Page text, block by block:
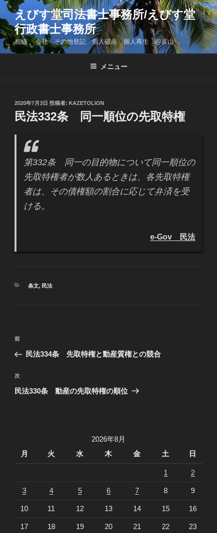
コ
ン
テ
ン
ツ
えびす堂司法書士事務所/えびす堂
行政書士事務所
相続 会社 その他登記 個人破産 個人再生 @富山
メニュー
投
稿
日:
2020年7月3日 投稿者: KAZETOLION
民法332条 同一順位の先取特権
第332条 同一の目的物について同一順位の
先取特権者が数人あるときは、各先取特権
者は、その債権額の割合に応じて弁済を受
ける。
e-Gov 民法
カ
条文, 民法
投
ビ
ゲ
過
去
投
稿
前
民法334条 先取特権と動産質権との競合
次
の
次
民法330条 動産の先取特権の順位
2026年8月
月
火 水 木 金 土 日
1 2
3 4 5 6 7 8 9
10 11 12 13 14 15 16
17 18 19 20 21 22 23